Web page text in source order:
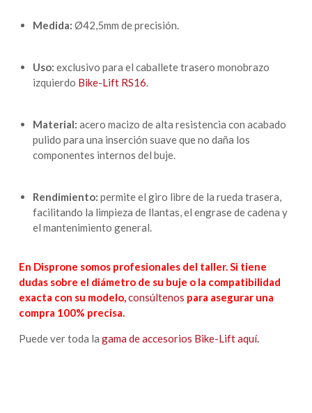
Medida: Ø42,5mm de precisión.
Uso: exclusivo para el caballete trasero monobrazo
izquierdo Bike-Lift RS16.
Material: acero macizo de alta resistencia con acabado
pulido para una inserción suave que no daña los
componentes internos del buje.
Rendimiento: permite el giro libre de la rueda trasera,
facilitando la limpieza de llantas, el engrase de cadena y
el mantenimiento general.
En Disprone somos profesionales del taller. Si tiene
dudas sobre el diámetro de su buje o la compatibilidad
exacta con su modelo,consúltenos para asegurar una
compra 100% precisa.
Puede ver toda la gama de accesorios Bike-Lift aquí.